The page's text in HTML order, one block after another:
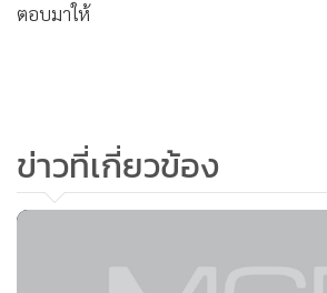
ตอบมาให้
นุรักษ์ ส.ว.สรรหา ระบุว่า ถ้านายกฯ ไม่มา
หุ่นยนต์มาตอบแทน ไม่มาก็อัดเทปมาเปิดก็
แทนควรหาคนที่รอบรู้ ให้ข้อมูลกับวุฒิสภา
ข่าวที่เกี่ยวข้อง